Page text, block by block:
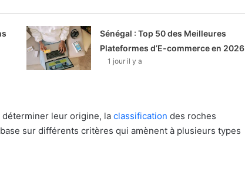
Sénégal : Top 50 des Meilleures
Plateformes d’E-commerce en 2026
1 jour il y a
leur origine, la classification des roches
sur différents critères qui amènent à plusieurs types